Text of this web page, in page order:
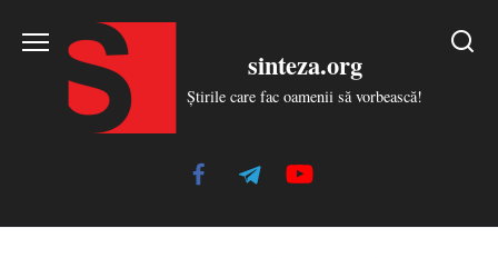
sinteza.org
Știrile care fac oamenii să vorbească!